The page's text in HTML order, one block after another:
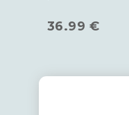
36.99 €